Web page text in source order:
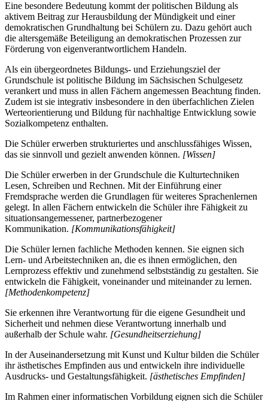
Eine besondere Bedeutung kommt der politischen Bildung als
aktivem Beitrag zur Herausbildung der Mündigkeit und einer
demokratischen Grundhaltung bei Schülern zu. Dazu gehört auch
die altersgemäße Beteiligung an demokratischen Prozessen zur
Förderung von eigenverantwortlichem Handeln.
Als ein übergeordnetes Bildungs- und Erziehungsziel der
Grundschule ist politische Bildung im Sächsischen Schulgesetz
verankert und muss in allen Fächern angemessen Beachtung finden.
Zudem ist sie integrativ insbesondere in den überfachlichen Zielen
Werteorientierung und Bildung für nachhaltige Entwicklung sowie
Sozialkompetenz enthalten.
Die Schüler erwerben strukturiertes und anschlussfähiges Wissen,
das sie sinnvoll und gezielt anwenden können. [Wissen]
Die Schüler erwerben in der Grundschule die Kulturtechniken
Lesen, Schreiben und Rechnen. Mit der Einführung einer
Fremdsprache werden die Grundlagen für weiteres Sprachenlernen
gelegt. In allen Fächern entwickeln die Schüler ihre Fähigkeit zu
situationsangemessener, partnerbezogener
Kommunikation. [Kommunikationsfähigkeit]
Die Schüler lernen fachliche Methoden kennen. Sie eignen sich
Lern- und Arbeitstechniken an, die es ihnen ermöglichen, den
Lernprozess effektiv und zunehmend selbstständig zu gestalten. Sie
entwickeln die Fähigkeit, voneinander und miteinander zu lernen.
[Methodenkompetenz]
Sie erkennen ihre Verantwortung für die eigene Gesundheit und
Sicherheit und nehmen diese Verantwortung innerhalb und
außerhalb der Schule wahr. [Gesundheitserziehung]
In der Auseinandersetzung mit Kunst und Kultur bilden die Schüler
ihr ästhetisches Empfinden aus und entwickeln ihre individuelle
Ausdrucks- und Gestaltungsfähigkeit. [ästhetisches Empfinden]
Im Rahmen einer informatischen Vorbildung eignen sich die Schüler